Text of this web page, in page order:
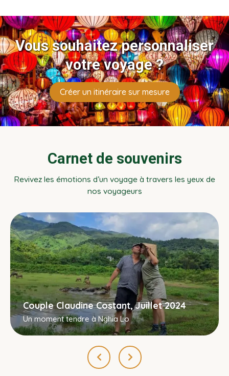
Vous souhaitez personnaliser
votre voyage ?
Créer un itinéraire sur mesure
Carnet de souvenirs
Revivez les émotions d’un voyage à travers les yeux de
nos voyageurs
Couple Claudine Costant, Juillet 2024
Un moment tendre à Nghia Lo